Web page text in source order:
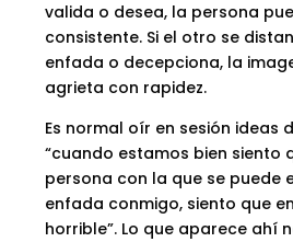
valida o desea, la persona
consistente. Si el otro se
enfada o decepciona, la
agrieta con rapidez.
Es normal oír en sesión ideas
“cuando estamos bien siento
persona con la que se puede
enfada conmigo, siento que
horrible”. Lo que aparece ahí